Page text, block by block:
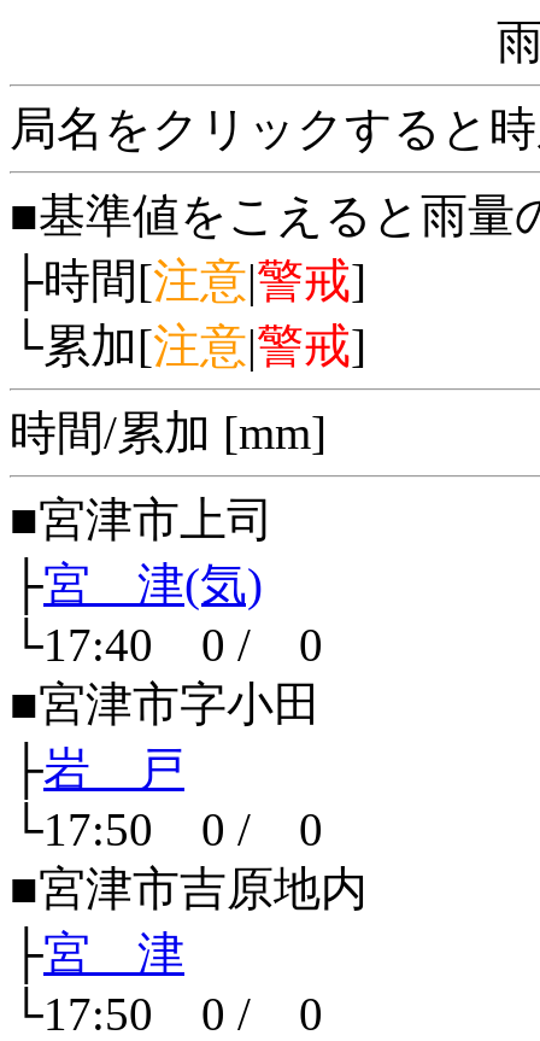
局名をクリックすると
■基準値をこえると雨量
├時間[注意|警戒]
└累加[注意|警戒]
時間/累加 [mm]
■宮津市上司
├宮 津(気)
└17:40 0 / 0
■宮津市字小田
├岩 戸
└17:50 0 / 0
■宮津市吉原地内
├宮 津
└17:50 0 / 0